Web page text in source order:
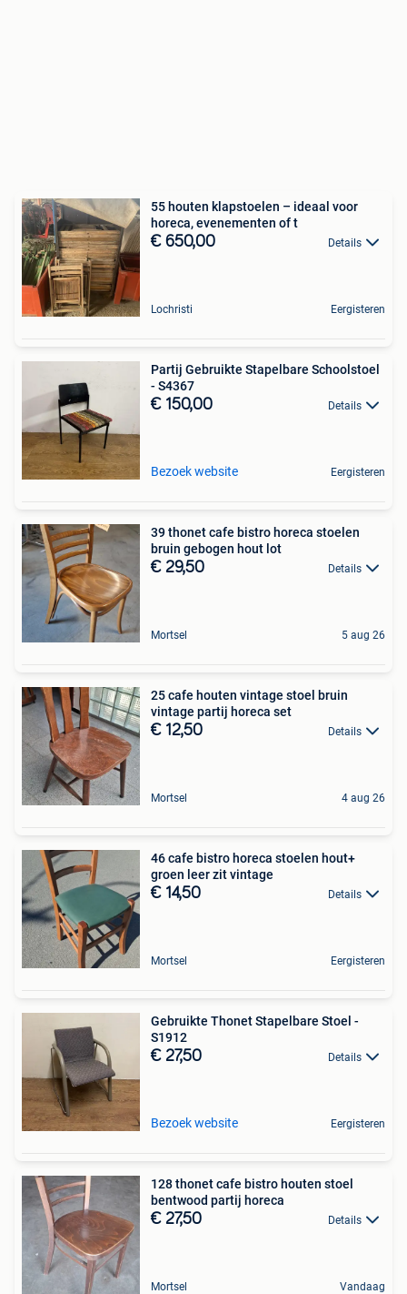
55 houten klapstoelen – ideaal voor
horeca, evenementen of t
€ 650,00 Details
Lochristi Eergisteren
Partij Gebruikte Stapelbare Schoolstoel
- S4367
€ 150,00 Details
Bezoek website Eergisteren
39 thonet cafe bistro horeca stoelen
bruin gebogen hout lot
€ 29,50 Details
Mortsel 5 aug 26
25 cafe houten vintage stoel bruin
vintage partij horeca set
€ 12,50 Details
Mortsel 4 aug 26
46 cafe bistro horeca stoelen hout+
groen leer zit vintage
€ 14,50 Details
Mortsel Eergisteren
Gebruikte Thonet Stapelbare Stoel -
S1912
€ 27,50 Details
Bezoek website Eergisteren
128 thonet cafe bistro houten stoel
bentwood partij horeca
€ 27,50 Details
Mortsel Vandaag